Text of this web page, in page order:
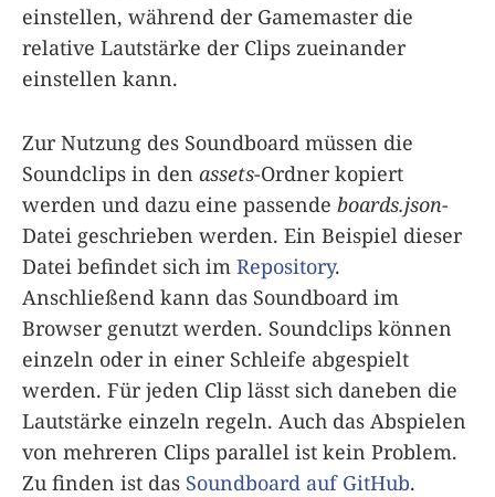
einstellen, während der Gamemaster die
relative Lautstärke der Clips zueinander
einstellen kann.
Zur Nutzung des Soundboard müssen die
Soundclips in den assets-Ordner kopiert
werden und dazu eine passende boards.json-
Datei geschrieben werden. Ein Beispiel dieser
Datei befindet sich im Repository.
Anschließend kann das Soundboard im
Browser genutzt werden. Soundclips können
einzeln oder in einer Schleife abgespielt
werden. Für jeden Clip lässt sich daneben die
Lautstärke einzeln regeln. Auch das Abspielen
von mehreren Clips parallel ist kein Problem.
Zu finden ist das Soundboard auf GitHub.